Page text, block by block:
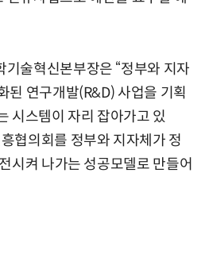
기술혁신본부장은 “정부와 지자
된 연구개발(R&D) 사업을 기획
시스템이 자리 잡아가고 있
협의회를 정부와 지자체가 정
시켜 나가는 성공모델로 만들어